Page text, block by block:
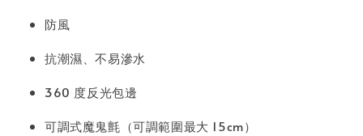
防風
抗潮濕、不易滲水
360 度反光包邊
可調式魔鬼氈（可調範圍最大 15cm）